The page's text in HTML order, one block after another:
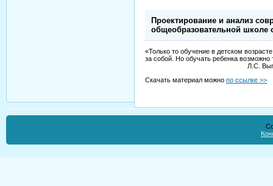
Проектирование и анализ
общеобразовательной
«Только то обучение в детском
за собой. Но обучать ребенка
Л.С.
Скачать материал можно по ссылке >>